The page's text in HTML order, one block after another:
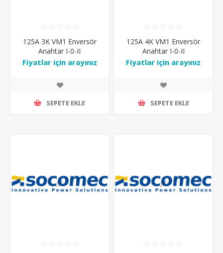
125A 3K VM1 Enversör
Anahtar I-0-II
Fiyatlar için arayınız
SEPETE EKLE
125A 4K VM1 Enversör
Anahtar I-0-II
Fiyatlar için arayınız
SEPETE EKLE